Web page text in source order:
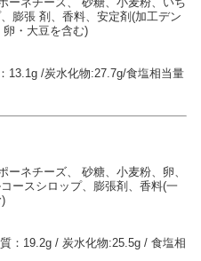
膨張 剤、香料、安定剤(加工デン
・大豆を含む)
13.1g /炭水化物:27.7g/食塩相当量
ーネチーズ、 砂糖、小麦粉、卵、
ースシロップ、膨張剤、香料(一
：19.2g / 炭水化物:25.5g / 食塩相